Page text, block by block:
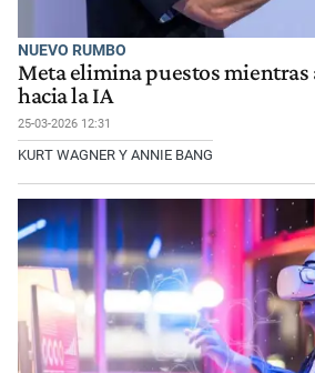
NUEVO RUMBO
Meta elimina puestos mientras
hacia la IA
25-03-2026 12:31
KURT WAGNER Y ANNIE BANG